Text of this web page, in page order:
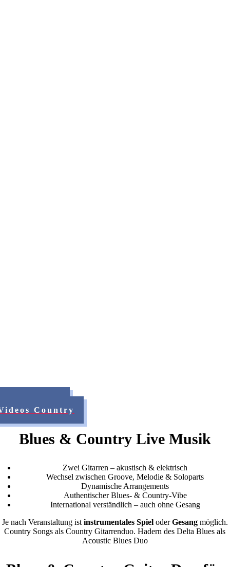
Country
Blues & Country Live Musik
Zwei Gitarren – akustisch & elektrisch
Wechsel zwischen Groove, Melodie & Soloparts
Dynamische Arrangements
Authentischer Blues- & Country-Vibe
International verständlich – auch ohne Gesang
Je nach Veranstaltung ist instrumentales SpieloderGesangmöglich.
Country Songs als Country Gitarrenduo. Hadern des Delta Blues als
Acoustic Blues Duo